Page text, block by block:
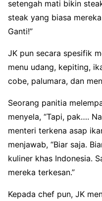
setengah mati bikin
steak yang biasa
Ganti!”
JK pun secara spesifik
menu udang, kepiting,
cobe, palumara, dan
Seorang panitia
menyela, “Tapi, pak….
menteri terkena asap
menjawab, “Biar saja.
kuliner khas Indonesia.
mereka terkesan.”
Kepada chef pun, JK